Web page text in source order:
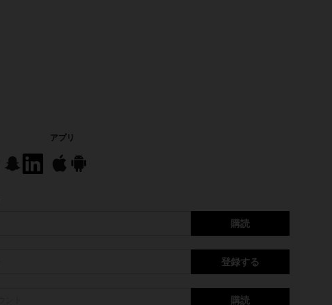
アプリ
購読
登録する
購読